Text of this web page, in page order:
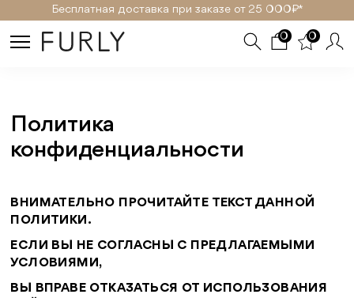
SELECT * FROM page WHERE (id='politika-konfidencialnosti' OR
slug='politika-konfidencialnosti')
Бесплатная доставка при заказе от 25 000₽ *
0 0
Политика
конфиденциальности
ВНИМАТЕЛЬНО ПРОЧИТАЙТЕ ТЕКСТ ДАННОЙ
ПОЛИТИКИ.
ЕСЛИ ВЫ НЕ СОГЛАСНЫ С ПРЕДЛАГАЕМЫМИ
УСЛОВИЯМИ,
ВЫ ВПРАВЕ ОТКАЗАТЬСЯ ОТ ИСПОЛЬЗОВАНИЯ